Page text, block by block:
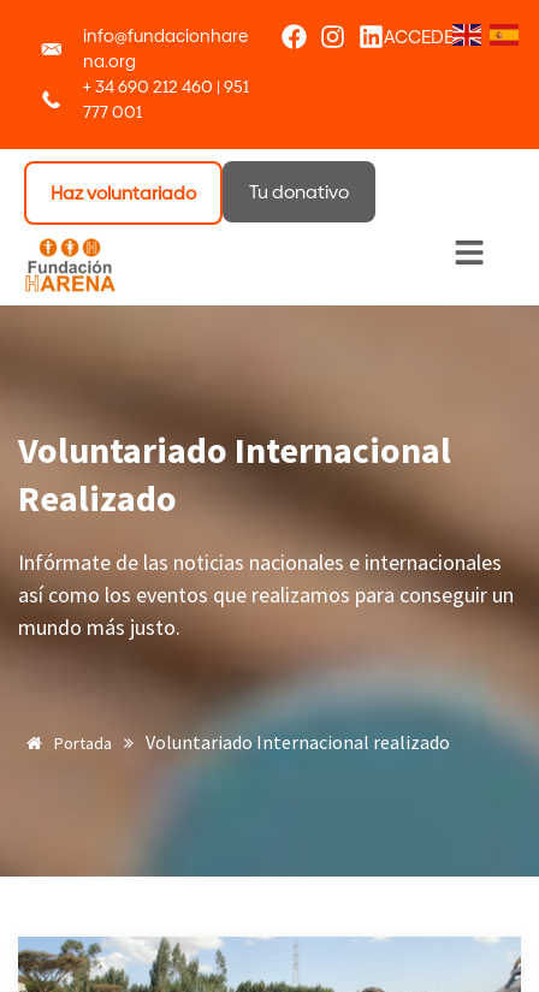
info@fundacionhare
na.org
+ 34 690 212 460 | 951
777 001
ACCEDER
Haz voluntariado Tu donativo
Menú
Voluntariado Internacional
Realizado
Infórmate de las noticias nacionales e internacionales
así como los eventos que realizamos para conseguir un
mundo más justo.
Portada Voluntariado Internacional realizado